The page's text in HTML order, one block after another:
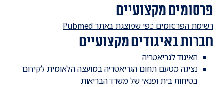
פרסומים מקצועיים
רשימת הפרסומים כפי שמוצגת באתר Pubmed
חברות באיגודים מקצועיים
האיגוד לגריאטריה
נציגה מטעם תחום הגריאטריה במועצה הלאומית לקידום
בטיחות בית ופנאי של משרד הבריאות